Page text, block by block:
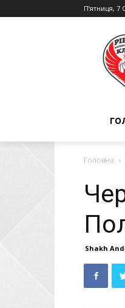
П’ятниця, 7
Головна
Shakh